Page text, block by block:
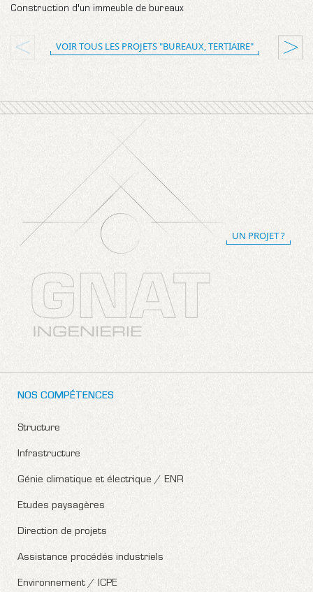
Construction d'un immeuble de bureaux
VOIR TOUS LES PROJETS "BUREAUX, TERTIAIRE"
UN PROJET ?
NOS COMPÉTENCES
Structure
Infrastructure
Génie climatique et électrique / ENR
Etudes paysagères
Direction de projets
Assistance procédés industriels
Environnement / ICPE